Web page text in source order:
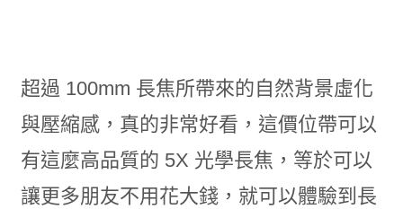
超過 100mm 長焦所帶來的自然背景虛化
與壓縮感，真的非常好看，這價位帶可以
有這麼高品質的 5X 光學長焦，等於可以
讓更多朋友不用花大錢，就可以體驗到長